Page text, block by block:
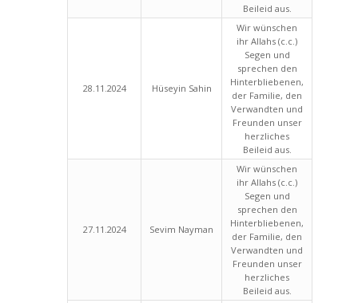
Beileid aus.
28.11.2024 Hüseyin Sahin
Wir wünschen
ihr Allahs (c.c.)
Segen und
sprechen den
Hinterbliebenen,
der Familie, den
Verwandten und
Freunden unser
herzliches
Beileid aus.
27.11.2024 Sevim Nayman
Wir wünschen
ihr Allahs (c.c.)
Segen und
sprechen den
Hinterbliebenen,
der Familie, den
Verwandten und
Freunden unser
herzliches
Beileid aus.